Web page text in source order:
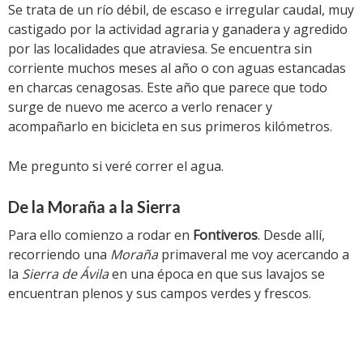
Se trata de un río débil, de escaso e irregular caudal, muy
castigado por la actividad agraria y ganadera y agredido
por las localidades que atraviesa. Se encuentra sin
corriente muchos meses al año o con aguas estancadas
en charcas cenagosas. Este año que parece que todo
surge de nuevo me acerco a verlo renacer y
acompañarlo en bicicleta en sus primeros kilómetros.
Me pregunto si veré correr el agua.
De la Moraña a la Sierra
Para ello comienzo a rodar en Fontiveros. Desde allí,
recorriendo una Morañaprimaveral me voy acercando a
la Sierra de Ávilaen una época en que sus lavajos se
encuentran plenos y sus campos verdes y frescos.